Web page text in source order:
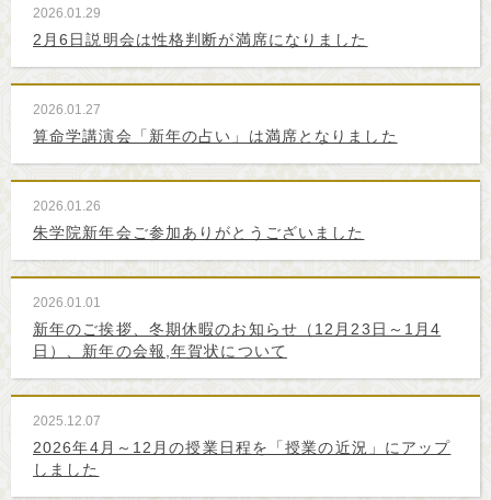
2026.01.29
2月6日説明会は性格判断が満席になりました
2026.01.27
算命学講演会「新年の占い」は満席となりました
2026.01.26
朱学院新年会ご参加ありがとうございました
2026.01.01
新年のご挨拶、冬期休暇のお知らせ（12月23日～1月4
日）、新年の会報,年賀状について
2025.12.07
2026年4月～12月の授業日程を「授業の近況」にアップ
しました